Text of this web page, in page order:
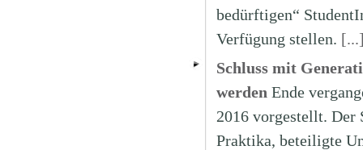
bedürftigen“
Verfügung stellen.
Schluss mit
werden Ende
2016 vorgestellt. Der
Praktika, beteiligte